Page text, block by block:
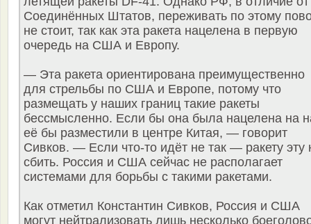
Соединённых Штатов, переживать по этому
не стоит, так как эта ракета нацелена в первую
очередь на США и Европу.
— Эта ракета ориентирована преимущественно
для стрельбы по США и Европе, потому что
размещать у наших границ такие ракеты
бессмысленно. Если бы она была нацелена на
её бы разместили в центре Китая, — говорит
Сивков. — Если что-то идёт не так — ракету эту
сбить. Россия и США сейчас не располагает
системами для борьбы с такими ракетами.
Как отметил Константин Сивков, Россия и США
могут нейтрализовать лишь несколько